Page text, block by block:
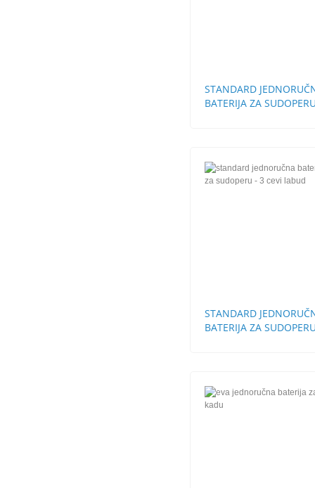
STANDARD
BATERIJA ZA
STANDARD
BATERIJA ZA